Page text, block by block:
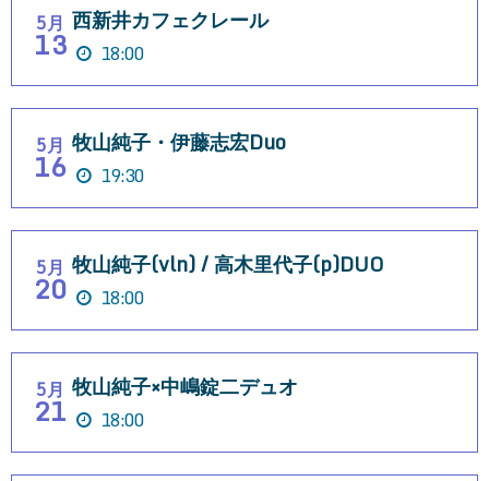
5月
13
西新井カフェクレール
18:00
5月
16
牧山純子・伊藤志宏Duo
19:30
5月
20
牧山純子(vln) / 高木里代子(p)DUO
18:00
5月
21
牧山純子×中嶋錠二デュオ
18:00